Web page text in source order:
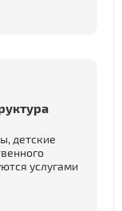
детские
услугами